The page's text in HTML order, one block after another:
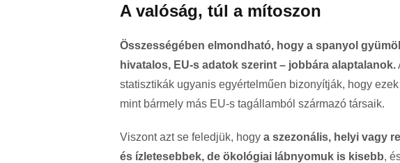
A valóság, túl a mítoszon
Összességében elmondható, hogy a spanyol
hivatalos, EU-s adatok szerint – jobbára alaptalanok.
statisztikák ugyanis egyértelműen bizonyítják, hogy
mint bármely más EU-s tagállamból származó társaik.
Viszont azt se feledjük, hogy a szezonális, helyi vagy
és ízletesebbek, de ökológiai lábnyomuk is kisebb,